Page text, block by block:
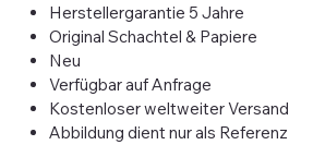
Herstellergarantie 5 Jahre
Original Schachtel & Papiere
Neu
Verfügbar auf Anfrage
Kostenloser weltweiter Versand
Abbildung dient nur als Referenz